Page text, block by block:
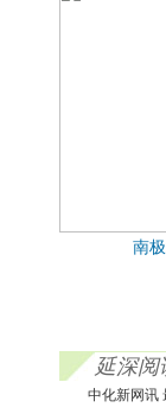
南
延深阅
中化新网讯